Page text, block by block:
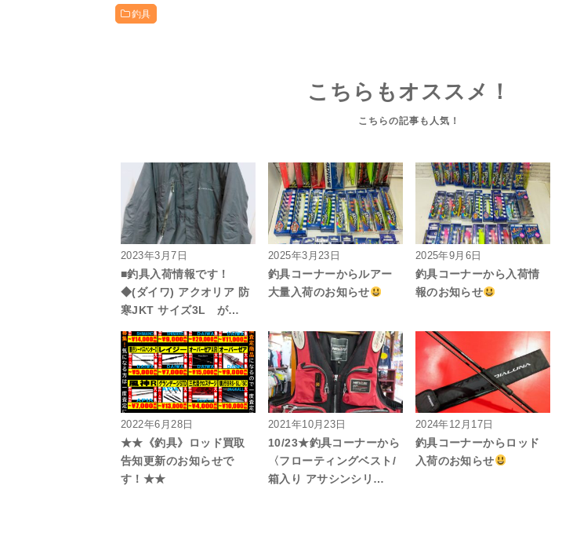
釣具
こちらもオススメ！
2023年3月7日
■釣具入荷情報です！
◆(ダイワ) アクオリア 防
寒JKT サイズ3L が…
2025年3月23日
釣具コーナーからルアー
大量入荷のお知らせ
2025年9月6日
釣具コーナーから入荷情
報のお知らせ
2022年6月28日
★★《釣具》ロッド買取
告知更新のお知らせで
す！★★
2021年10月23日
10/23★釣具コーナーから
〈フローティングベスト/
箱入り アサシンシリ…
2024年12月17日
釣具コーナーからロッド
入荷のお知らせ